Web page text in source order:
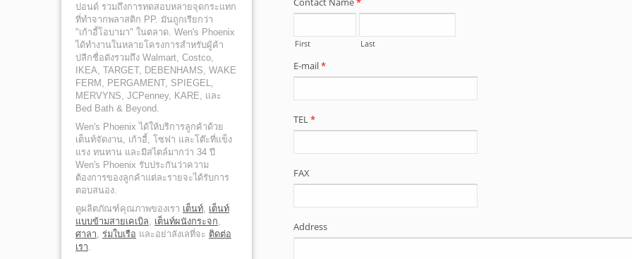
ปอนด์ รวมถึงการทดสอบหลายจุดกระแทก
ที่ทำจากพลาสติก PP. มันถูกเรียกว่า
"เก้าอี้โอบามา" ในตลาด. Wen's Phoenix
ได้ทำงานในหลายโครงการสำหรับผู้ค้า
ปลีกชื่อดังรวมถึง Walmart, Costco,
IKEA, TARGET, DEBENHAMS, WAKE
FERM, PERGAMENT, SPIEGEL,
MERVYNS, JCPenney, KARE, และ
Bed Bath & Beyond.
Wen's Phoenix ได้ให้บริการลูกค้าด้วย
เต็นท์จัดงาน, เก้าอี้, โซฟา และโต๊ะที่แข็ง
แรง ทนทาน และมีสไตล์มากว่า 34 ปี
Wen's Phoenix รับประกันว่าความ
ต้องการของลูกค้าแต่ละรายจะได้รับการ
ตอบสนอง.
ดูผลิตภัณฑ์คุณภาพของเรา เต็นท์, เต็นท์
แบบข้ามสายเคเบิล, เต็นท์ผนังกระจก,
ศาลา, ร่มใบเรือ และอย่าลังเลที่จะ ติดต่อ
เรา.